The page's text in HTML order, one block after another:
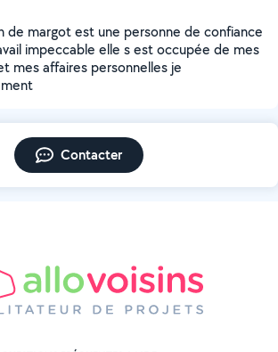
de margot est une personne de confiance
impeccable elle s est occupée de mes
mes affaires personnelles je
Contacter